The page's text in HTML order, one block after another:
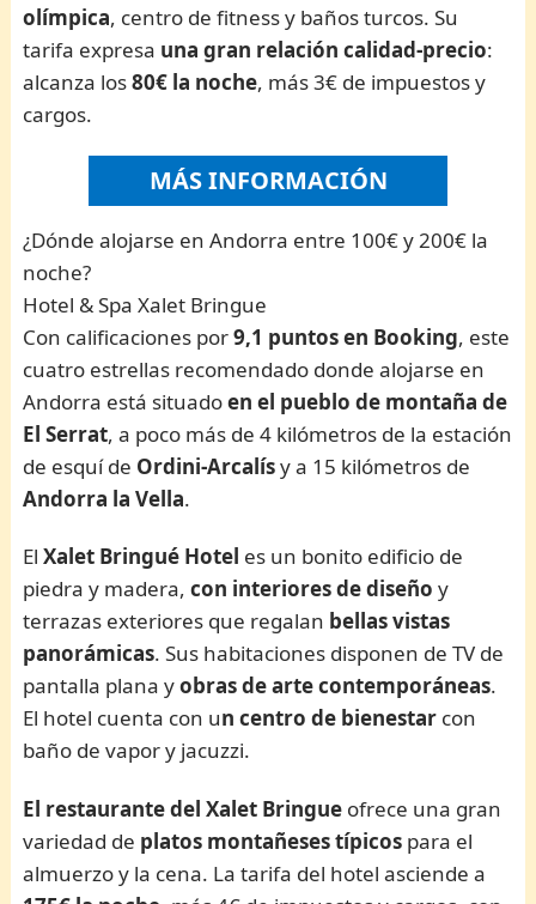
olímpica, centro de fitness y baños turcos. Su
tarifa expresa una gran relación calidad-precio:
alcanza los80€ la noche, más 3€ de impuestos y
cargos.
MÁS INFORMACIÓN
¿Dónde alojarse en Andorra entre 100€ y 200€ la
noche?
Hotel & Spa Xalet Bringue
Con calificaciones por9,1 puntos en Booking, este
cuatro estrellas recomendado donde alojarse en
Andorra está situadoen el pueblo de montaña de
El Serrat, a poco más de 4 kilómetros de la estación
de esquí de Ordini-Arcalísy a 15 kilómetros de
Andorra la Vella.
ElXalet Bringué Hotel es un bonito edificio de
piedra y madera,con interiores de diseño y
terrazas exteriores que regalan bellas vistas
panorámicas. Sus habitaciones disponen de TV de
pantalla plana yobras de arte contemporáneas.
El hotel cuenta con un centro de bienestar con
baño de vapor y jacuzzi.
El restaurante del Xalet Bringue ofrece una gran
variedad de platos montañeses típicos para el
almuerzo y la cena. La tarifa del hotel asciende a